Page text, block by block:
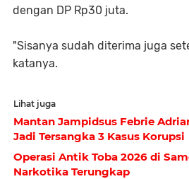
dengan DP Rp30 juta.
"Sisanya sudah diterima juga
katanya.
Lihat juga
Mantan Jampidsus Febrie
Jadi Tersangka 3 Kasus Korupsi
Operasi Antik Toba 2026 di
Narkotika Terungkap